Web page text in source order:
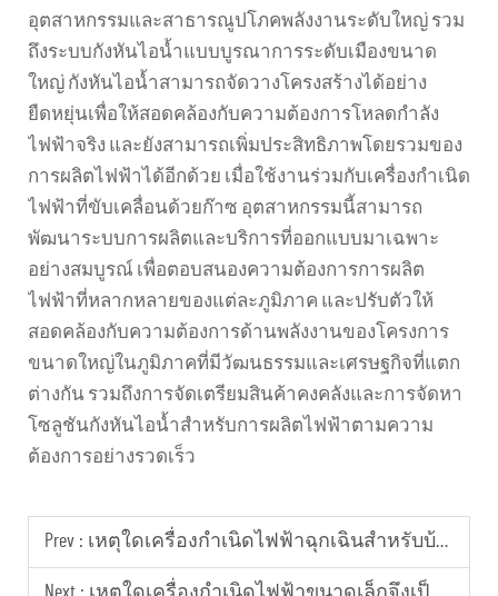
อุตสาหกรรมและสาธารณูปโภคพลังงานระดับใหญ่ รวม
ถึงระบบกังหันไอน้ำแบบบูรณาการระดับเมืองขนาด
ใหญ่ กังหันไอน้ำสามารถจัดวางโครงสร้างได้อย่าง
ยืดหยุ่นเพื่อให้สอดคล้องกับความต้องการโหลดกำลัง
ไฟฟ้าจริง และยังสามารถเพิ่มประสิทธิภาพโดยรวมของ
การผลิตไฟฟ้าได้อีกด้วย เมื่อใช้งานร่วมกับเครื่องกำเนิด
ไฟฟ้าที่ขับเคลื่อนด้วยก๊าซ อุตสาหกรรมนี้สามารถ
พัฒนาระบบการผลิตและบริการที่ออกแบบมาเฉพาะ
อย่างสมบูรณ์ เพื่อตอบสนองความต้องการการผลิต
ไฟฟ้าที่หลากหลายของแต่ละภูมิภาค และปรับตัวให้
สอดคล้องกับความต้องการด้านพลังงานของโครงการ
ขนาดใหญ่ในภูมิภาคที่มีวัฒนธรรมและเศรษฐกิจที่แตก
ต่างกัน รวมถึงการจัดเตรียมสินค้าคงคลังและการจัดหา
โซลูชันกังหันไอน้ำสำหรับการผลิตไฟฟ้าตามความ
ต้องการอย่างรวดเร็ว
Prev : เหตุใดเครื่องกำเนิดไฟฟ้าฉุกเฉินสำหรับบ้านจึงเป็นสิ่งที่จำเป็น?